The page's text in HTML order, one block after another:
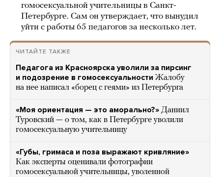
гомосексуальной учительницы в Санкт-
Петербурге. Сам он утверждает, что вынудил
уйти с работы 65 педагогов за несколько лет.
ЧИТАЙТЕ ТАКЖЕ
Педагога из Красноярска уволили за пирсинг
и подозрение в гомосексуальности Жалобу
на нее написал «борец с геями» из Петербурга
«Моя ориентация — это аморально?» Даниил
Туровский — о том, как в Петербурге уволили
гомосексуальную учительницу
«Губы, гримаса и поза выражают кривляние»
Как эксперты оценивали фотографии
гомосексуальной учительницы, уволенной